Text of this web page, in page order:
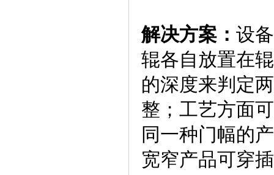
解决方案： 设
辊各自放置在
的深度来判定
整；工艺方面
同一种门幅的
宽窄产品可穿